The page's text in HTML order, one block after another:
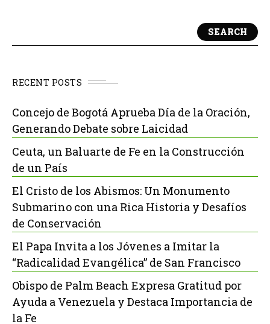
SEARCH
RECENT POSTS
Concejo de Bogotá Aprueba Día de la Oración,
Generando Debate sobre Laicidad
Ceuta, un Baluarte de Fe en la Construcción
de un País
El Cristo de los Abismos: Un Monumento
Submarino con una Rica Historia y Desafíos
de Conservación
El Papa Invita a los Jóvenes a Imitar la
“Radicalidad Evangélica” de San Francisco
Obispo de Palm Beach Expresa Gratitud por
Ayuda a Venezuela y Destaca Importancia de
la Fe